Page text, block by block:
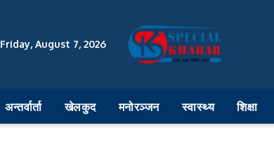
Friday, August 7, 2026
अन्तर्वार्ता खेलकुद मनोरञ्जन स्वास्थ्य शिक्षा